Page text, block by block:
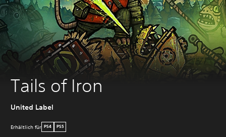
Tails of Iron
United Label
Erhältlich für PS4 PS5